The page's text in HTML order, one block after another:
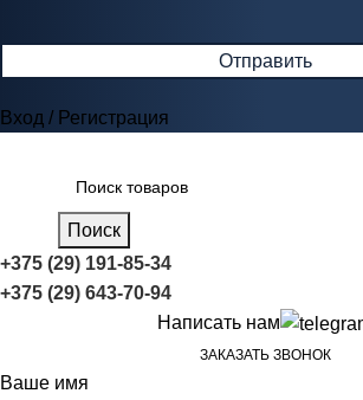
Вход / Регистрация
Поиск
+375 (29) 191-85-34
+375 (29) 643-70-94
Написать нам
ЗАКАЗАТЬ ЗВОНОК
Ваше имя